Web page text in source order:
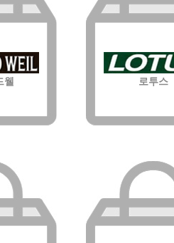
웰 로투스